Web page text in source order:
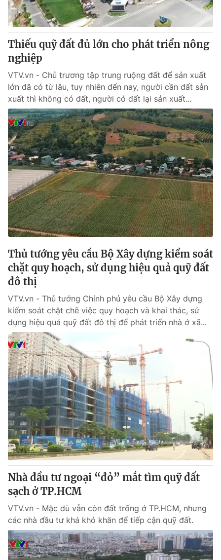
Thiếu quỹ đất đủ lớn cho phát triển nông
nghiệp
VTV.vn - Chủ trương tập trung ruộng đất để sản xuất
lớn đã có từ lâu, tuy nhiên đến nay, người cần đất sản
xuất thì không có đất, người có đất lại sản xuất...
Thủ tướng yêu cầu Bộ Xây dựng kiểm soát
chặt quy hoạch, sử dụng hiệu quả quỹ đất
đô thị
VTV.vn - Thủ tướng Chính phủ yêu cầu Bộ Xây dựng
kiểm soát chặt chẽ việc quy hoạch và khai thác, sử
dụng hiệu quả quỹ đất đô thị để phát triển nhà ở xã...
Nhà đầu tư ngoại “đỏ” mắt tìm quỹ đất
sạch ở TP.HCM
VTV.vn - Mặc dù vẫn còn đất trống ở TP.HCM, nhưng
các nhà đầu tư khá khó khăn để tiếp cận quỹ đất.